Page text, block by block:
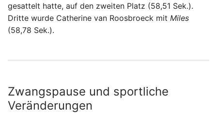
gesattelt hatte, auf den zweiten Platz (58,51 Sek.).
Dritte wurde Catherine van Roosbroeck mit Miles
(58,78 Sek.).
Zwangspause und sportliche
Veränderungen